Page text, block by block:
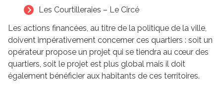
Les Courtilleraies – Le Circé
Les actions financées, au titre de la politique de la ville,
doivent impérativement concerner ces quartiers : soit un
opérateur propose un projet qui se tiendra au cœur des
quartiers, soit le projet est plus global mais il doit
également bénéficier aux habitants de ces territoires.